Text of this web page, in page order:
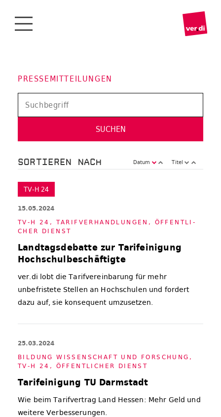
PRESSEMITTEILUNGEN
SORTIEREN NACH Datum Titel
TV-H 24
15.05.2024
TV-H 24 , TA­RIF­VER­HAND­LUN­GEN , ÖF­FENT­LI­
CHER DIENST
Landtagsdebatte zur Tarifeinigung
Hochschulbeschäftigte
ver.di lobt die Tarifvereinbarung für mehr
unbefristete Stellen an Hochschulen und fordert
dazu auf, sie konsequent umzusetzen.
25.03.2024
BIL­DUNG WIS­SEN­SCHAFT UND FOR­SCHUNG ,
TV-H 24 , ÖF­FENT­LI­CHER DIENST
Tarifeinigung TU Darmstadt
Wie beim Tarifvertrag Land Hessen: Mehr Geld und
weitere Verbesserungen.